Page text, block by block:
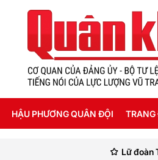
HẬU PHƯƠNG QUÂN ĐỘI TRANG
Lữ đoàn